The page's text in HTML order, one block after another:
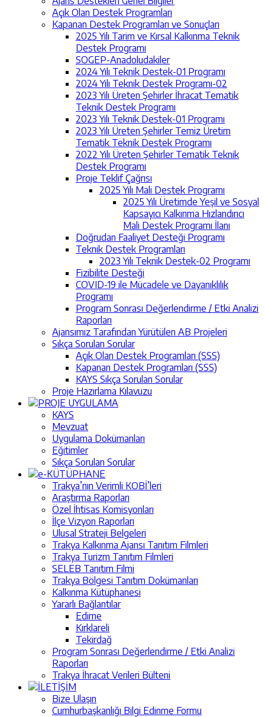
Açık Olan Destek Programları
Kapanan Destek Programları ve Sonuçları
2025 Yılı Tarim ve Kırsal Kalkınma Teknik
Destek Programı
SOGEP-Anadoludakiler
2024 Yılı Teknik Destek-01 Programı
2024 Yılı Teknik Destek Programı-02
2023 Yılı Üreten Şehirler İhracat Tematik
Teknik Destek Programı
2023 Yılı Teknik Destek-01 Programı
2023 Yılı Üreten Şehirler Temiz Üretim
Tematik Teknik Destek Programı
2022 Yılı Üreten Şehirler Tematik Teknik
Destek Programı
Proje Teklif Çağrısı
2025 Yılı Mali Destek Programı
2025 Yılı Üretimde Yeşil ve Sosyal
Kapsayıcı Kalkınma Hızlandırıcı
Mali Destek Programı İlanı
Doğrudan Faaliyet Desteği Programı
Teknik Destek Programları
2023 Yılı Teknik Destek-02 Programı
Fizibilite Desteği
COVID-19 ile Mücadele ve Dayanıklılık
Programı
Program Sonrası Değerlendirme / Etki Analizi
Raporları
Ajansımız Tarafından Yürütülen AB Projeleri
Sıkça Sorulan Sorular
Açık Olan Destek Programları (SSS)
Kapanan Destek Programları (SSS)
KAYS Sıkça Sorulan Sorular
Proje Hazırlama Kılavuzu
PROJE UYGULAMA
KAYS
Mevzuat
Uygulama Dokümanları
Eğitimler
Sıkça Sorulan Sorular
e-KÜTÜPHANE
Trakya’nın Verimli KOBİ’leri
Araştırma Raporları
Özel İhtisas Komisyonları
İlçe Vizyon Raporları
Ulusal Strateji Belgeleri
Trakya Kalkınma Ajansı Tanıtım Filmleri
Trakya Turizm Tanıtım Filmleri
SELEB Tanıtım Filmi
Trakya Bölgesi Tanıtım Dokümanları
Kalkınma Kütüphanesi
Yararlı Bağlantılar
Edirne
Kırklareli
Tekirdağ
Program Sonrası Değerlendirme / Etki Analizi
Raporları
Trakya İhracat Verileri Bülteni
İLETİŞİM
Bize Ulaşın
Cumhurbaşkanlığı Bilgi Edinme Formu